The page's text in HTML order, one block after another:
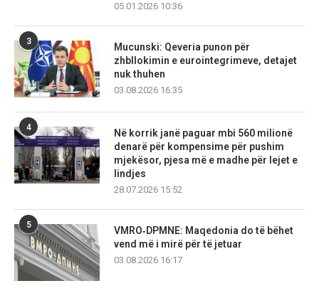
05.01.2026 10:36
3
Mucunski: Qeveria punon për
zhbllokimin e eurointegrimeve, detajet
nuk thuhen
03.08.2026 16:35
4
Në korrik janë paguar mbi 560 milionë
denarë për kompensime për pushim
mjekësor, pjesa më e madhe për lejet e
lindjes
28.07.2026 15:52
5
VMRO‑DPMNE: Maqedonia do të bëhet
vend më i mirë për të jetuar
03.08.2026 16:17